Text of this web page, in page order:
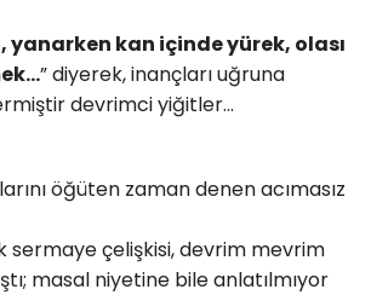
yanarken kan içinde yürek, olası
” diyerek, inançları uğruna
devrimci yiğitler...
öğüten zaman denen acımasız
sermaye çelişkisi, devrim mevrim
masal niyetine bile anlatılmıyor